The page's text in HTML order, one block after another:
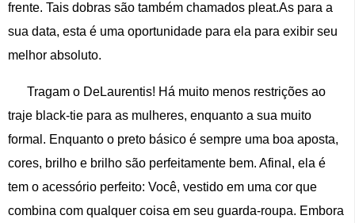
frente. Tais dobras são também chamados pleat.As para a
sua data, esta é uma oportunidade para ela para exibir seu
melhor absoluto.
Tragam o DeLaurentis! Há muito menos restrições ao
traje black-tie para as mulheres, enquanto a sua muito
formal. Enquanto o preto básico é sempre uma boa aposta,
cores, brilho e brilho são perfeitamente bem. Afinal, ela é
tem o acessório perfeito: Você, vestido em uma cor que
combina com qualquer coisa em seu guarda-roupa. Embora